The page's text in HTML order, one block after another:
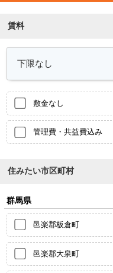
賃料
敷金なし
管理費・共益費込み
住みたい市区町村
群馬県
邑楽郡板倉町
邑楽郡大泉町